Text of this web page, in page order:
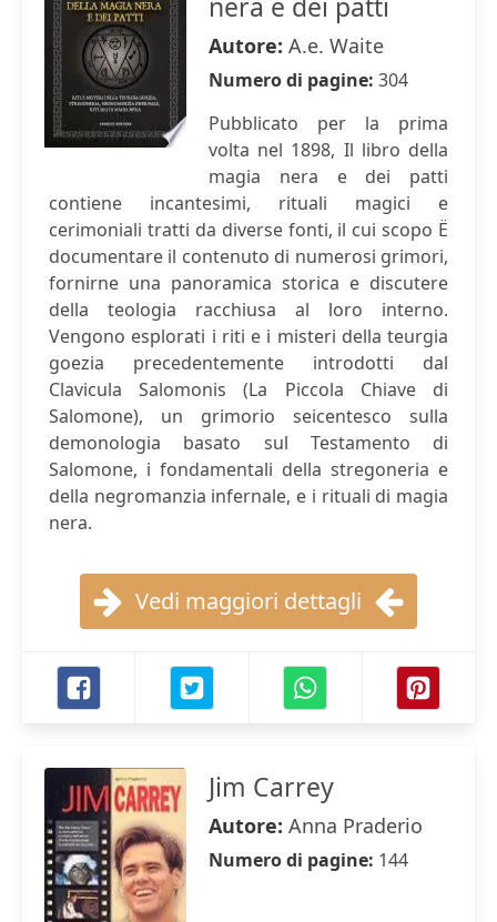
Autore: A.e. Waite
Numero di pagine: 304
Pubblicato per la prima
volta nel 1898, Il libro della
magia nera e dei patti
contiene incantesimi, rituali magici e
cerimoniali tratti da diverse fonti, il cui scopo Ë
documentare il contenuto di numerosi grimori,
fornirne una panoramica storica e discutere
della teologia racchiusa al loro interno.
Vengono esplorati i riti e i misteri della teurgia
goezia precedentemente introdotti dal
Clavicula Salomonis (La Piccola Chiave di
Salomone), un grimorio seicentesco sulla
demonologia basato sul Testamento di
Salomone, i fondamentali della stregoneria e
della negromanzia infernale, e i rituali di magia
nera.
Vedi maggiori dettagli
Jim Carrey
Autore: Anna Praderio
Numero di pagine: 144